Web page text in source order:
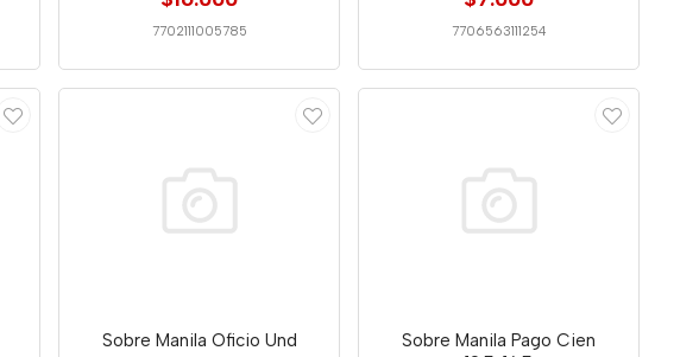
7702111005785 7706563111254
Sobre Manila Oficio Und
Sobre Manila Pago Cien